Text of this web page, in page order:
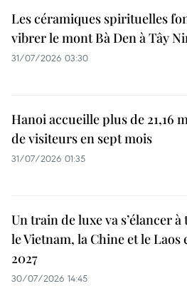
Les céramiques spirituelles
vibrer le mont Bà Den à Tây
31/07/2026 03:30
Hanoi accueille plus de 21,16
de visiteurs en sept mois ​
31/07/2026 01:35
Un train de luxe va s’élancer à
le Vietnam, la Chine et le Laos
2027
30/07/2026 14:45